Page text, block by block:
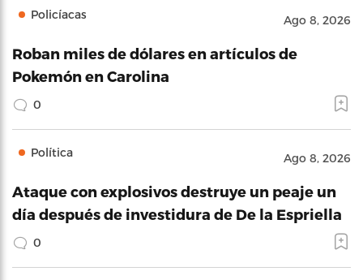
Policíacas Ago 8, 2026
Roban miles de dólares en artículos de
Pokemón en Carolina
0
Política Ago 8, 2026
Ataque con explosivos destruye un peaje un
día después de investidura de De la Espriella
0